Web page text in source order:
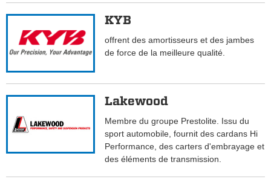
KYB
offrent des amortisseurs et des jambes
de force de la meilleure qualité.
Lakewood
Membre du groupe Prestolite. Issu du
sport automobile, fournit des cardans Hi
Performance, des carters d'embrayage et
des éléments de transmission.